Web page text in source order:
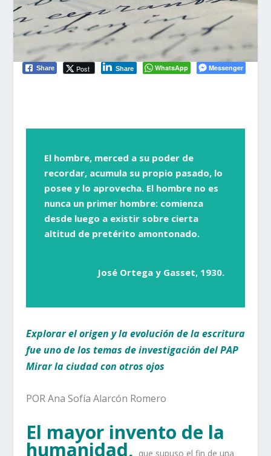
Share Post Share WhatsApp Messenger
El hombre, merced a su poder de
recordar, acumula su propio pasado, lo
posee y lo aprovecha. El hombre no es
nunca un primer hombre: comienza
desde luego a existir sobre cierta
altitud de pretérito amontonado.
José Ortega y Gasset, 1930.
Explorar el origen y la evolución de la escritura
fue uno de los temas de investigación del PAP
Mirar la ciudad con otros ojos
POR Ana Sofía Alarcón Romero
El mayor invento de la
humanidad, que supuso el fin de una